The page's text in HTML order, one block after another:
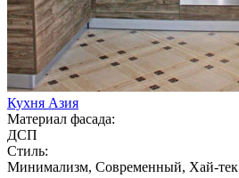
Кухня Азия
Материал фасада:
ДСП
Стиль:
Минимализм, Современный, Хай-тек